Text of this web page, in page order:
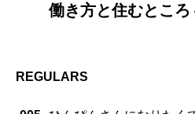
働き方と住むところ
REGULARS